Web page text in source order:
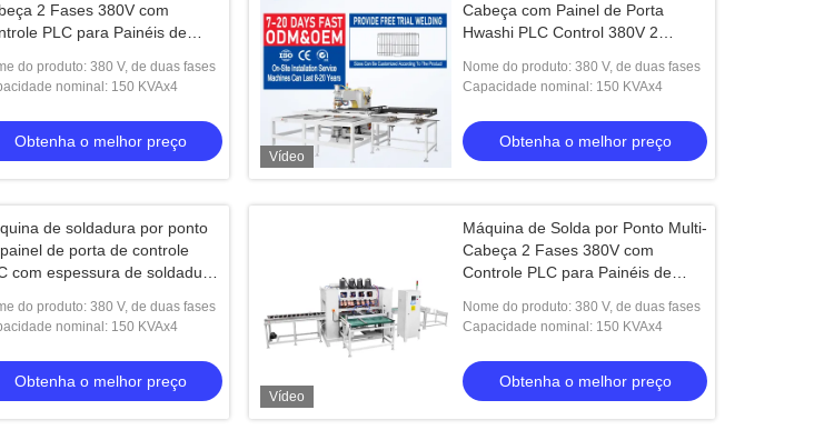
2 Fases 380V com
PLC para Painéis de
do produto: 380 V, de duas fases
nominal: 150 KVAx4
Obtenha o melhor preço
Vídeo
Cabeça com Painel de Porta
Hwashi PLC Control 380V 2
Soldagem de 3+3mm
Nome do produto: 380 V, de duas fases
Capacidade nominal: 150 KVAx4
Obtenha o melhor preço
de soldadura por ponto
de porta de controle
com espessura de soldadura
do produto: 380 V, de duas fases
nominal: 150 KVAx4
Obtenha o melhor preço
Vídeo
Máquina de Solda por Ponto Multi-
Cabeça 2 Fases 380V com
Controle PLC para Painéis de
3+3mm
Nome do produto: 380 V, de duas fases
Capacidade nominal: 150 KVAx4
Obtenha o melhor preço